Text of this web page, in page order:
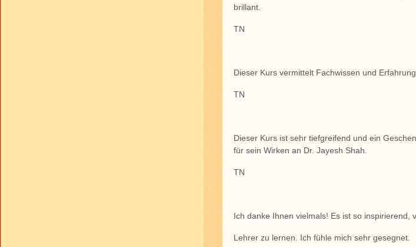
brillant.
TN
Dieser Kurs vermittelt Fachwissen und
TN
Dieser Kurs ist sehr tiefgreifend und ein
für sein Wirken an Dr. Jayesh Shah.
TN
Ich danke Ihnen vielmals! Es ist so inspirierend,
Lehrer zu lernen. Ich fühle mich sehr gesegnet.